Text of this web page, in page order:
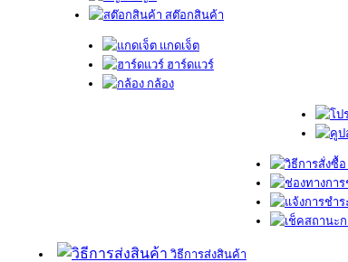
สต๊อกสินค้า
แกดเจ็ต
ฮาร์ดแวร์
กล้อง
วิธีการส่งสินค้า